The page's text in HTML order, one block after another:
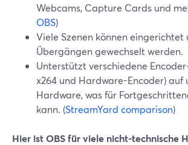
Webcams, Capture Cards und
OBS)
Viele Szenen können
Übergängen gewechselt werden.
Unterstützt verschiedene
x264 und Hardware-Encoder)
Hardware, was für
kann. (StreamYard comparison)
Hier ist OBS für viele nicht-technische